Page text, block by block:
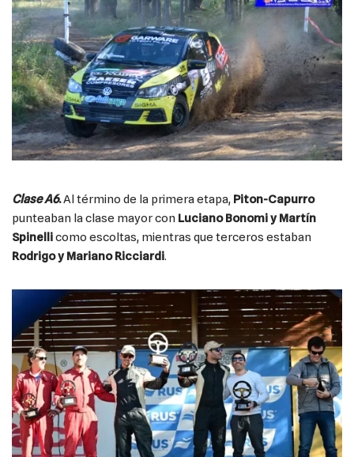
Clase A6.Al término de la primera etapa, Piton-Capurro
punteaban la clase mayor con Luciano Bonomi y Martín
Spinellicomo escoltas, mientras que terceros estaban
Rodrigo y Mariano Ricciardi.